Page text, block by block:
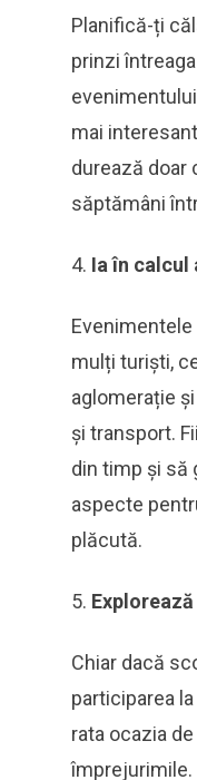
Planifică-ți
prinzi
mai
durează doar
săptămâni
Ia în
mulți turiști,
aglomerație
și transport.
din timp și să
aspecte
plăcută.
Chiar dacă
participarea
rata ocazia
împrejurimile.